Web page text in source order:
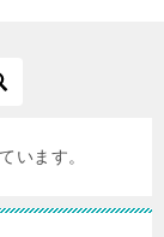
います。